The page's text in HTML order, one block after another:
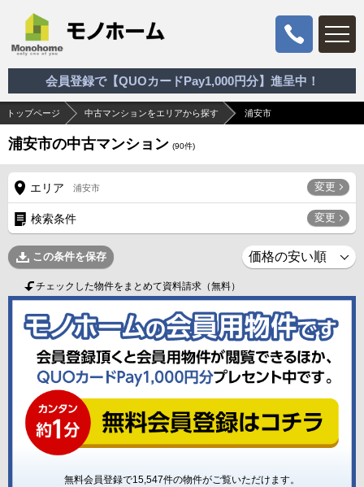
会員登録で【QUOカードPay1,000円分】進呈中！
トップページ 中古マンションをエリアから探す 浦安市
浦安市の中古マンション (90件)
エリア 浦安市 変更
検索条件 変更
この条件を保存
チェックした物件をまとめて資料請求（無料）
無料会員登録で15,547件の物件がご覧いただけます。